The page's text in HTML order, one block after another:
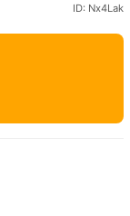
ID: Nx4Lak